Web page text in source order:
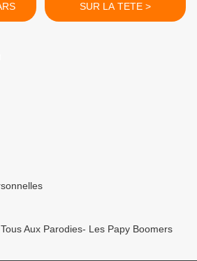
SUR LA TETE >
Aux Parodies- Les Papy Boomers